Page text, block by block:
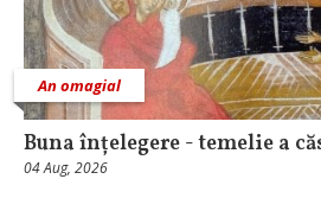
An omagial
Buna înțelegere - temelie a
04 Aug, 2026